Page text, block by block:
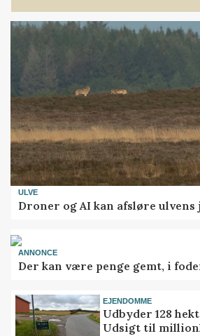
ULVE
Droner og AI kan afsløre
ANNONCE
Der kan være penge gemt, i
EJENDOMME
Udbyder 128
Udsigt til